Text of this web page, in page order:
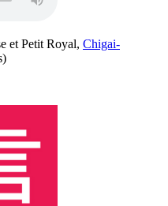
et Petit Royal, Chigai-